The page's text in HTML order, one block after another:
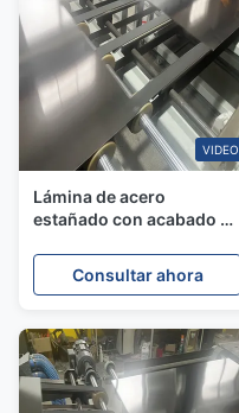
VIDEO
Lámina de acero
estañado con acabado de
para latas de leche para
bebés 2.8G / M2
Consultar ahora